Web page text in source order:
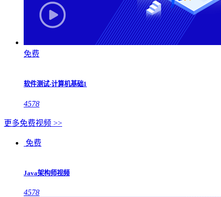
免费
软件测试-计算机基础1
4578
更多免费视频 >>
免费
Java架构师视频
4578